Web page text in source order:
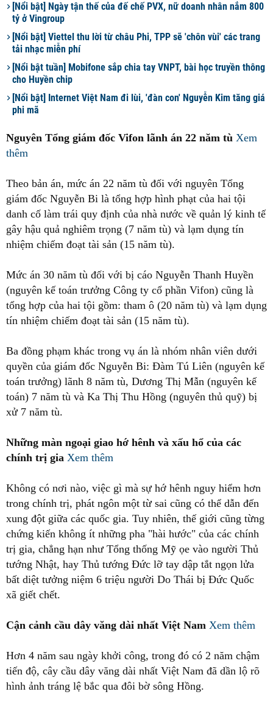
[Nổi bật] Ngày tận thế của đế chế PVX, nữ doanh nhân nắm 800
tỷ ở Vingroup
[Nổi bật] Viettel thu lời từ châu Phi, TPP sẽ 'chôn vùi' các trang
tải nhạc miễn phí
[Nổi bật tuần] Mobifone sắp chia tay VNPT, bài học truyền thông
cho Huyền chip
[Nổi bật] Internet Việt Nam đi lùi, 'đàn con' Nguyễn Kim tăng giá
phi mã
Nguyên Tổng giám đốc Vifon lãnh án 22 năm tù Xem
thêm
Theo bản án, mức án 22 năm tù đối với nguyên Tổng
giám đốc Nguyễn Bi là tổng hợp hình phạt của hai tội
danh cố làm trái quy định của nhà nước về quản lý kinh tế
gây hậu quả nghiêm trọng (7 năm tù) và lạm dụng tín
nhiệm chiếm đoạt tài sản (15 năm tù).
Mức án 30 năm tù đối với bị cáo Nguyễn Thanh Huyền
(nguyên kế toán trưởng Công ty cổ phần Vifon) cũng là
tổng hợp của hai tội gồm: tham ô (20 năm tù) và lạm dụng
tín nhiệm chiếm đoạt tài sản (15 năm tù).
Ba đồng phạm khác trong vụ án là nhóm nhân viên dưới
quyền của giám đốc Nguyễn Bi: Đàm Tú Liên (nguyên kế
toán trưởng) lãnh 8 năm tù, Dương Thị Mẫn (nguyên kế
toán) 7 năm tù và Ka Thị Thu Hồng (nguyên thủ quỹ) bị
xử 7 năm tù.
Những màn ngoại giao hớ hênh và xấu hổ của các
chính trị gia Xem thêm
Không có nơi nào, việc gì mà sự hớ hênh nguy hiểm hơn
trong chính trị, phát ngôn một từ sai cũng có thể dẫn đến
xung đột giữa các quốc gia. Tuy nhiên, thế giới cũng từng
chứng kiến không ít những pha "hài hước" của các chính
trị gia, chẳng hạn như Tổng thống Mỹ ọe vào người Thủ
tướng Nhật, hay Thủ tướng Đức lỡ tay dập tắt ngọn lửa
bất diệt tưởng niệm 6 triệu người Do Thái bị Đức Quốc
xã giết chết.
Cận cảnh cầu dây văng dài nhất Việt Nam Xem thêm
Hơn 4 năm sau ngày khởi công, trong đó có 2 năm chậm
tiến độ, cây cầu dây văng dài nhất Việt Nam đã dần lộ rõ
hình ảnh tráng lệ bắc qua đôi bờ sông Hồng.